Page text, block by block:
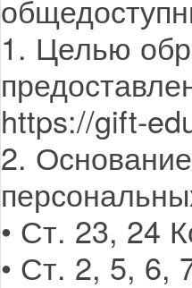
1. Целью
https://gift-
2.
• Ст. 23, 24
• Ст. 2, 5, 6,